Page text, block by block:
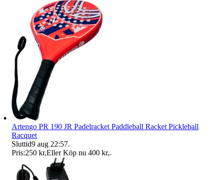
Artengo PR 190 JR Padelracket Paddleball Racket Pickleball
Racquet
Sluttid9 aug 22:57.
Pris:250 kr,Eller Köp nu 400 kr,.